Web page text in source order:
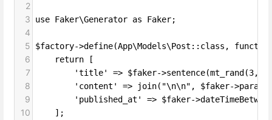
2
3
use Faker\Generator as Faker;
4
5
$factory->define(App\Models\Post::class,
6
    return [
7
'title' => $faker->sentence(mt_rand(3,
8
'content' => join("\n\n", $faker-
9
'published_at' => $faker-
10
    ];